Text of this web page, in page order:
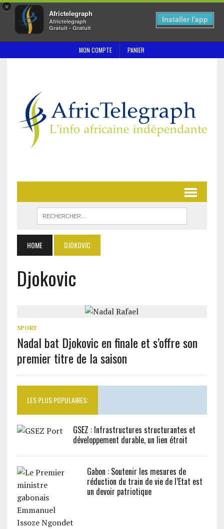
×
Africtelegraph
Africtelegraph
Gratuit - Gratuit
Installer l'app
MON COMPTE PANIER
HOME DJOKOVIC
Djokovic
SPORT
Nadal bat Djokovic en finale et s’offre son
premier titre de la saison
LES PLUS POPULAIRES:
GSEZ : Infrastructures structurantes et
développement durable, un lien étroit
Gabon : Soutenir les mesures de
réduction du train de vie de l’Etat est
un devoir patriotique